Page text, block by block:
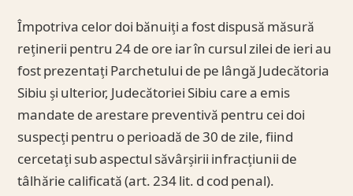
Împotriva celor doi bănuiți a fost dispusă măsură
reținerii pentru 24 de ore iar în cursul zilei de ieri au
fost prezentați Parchetului de pe lângă Judecătoria
Sibiu și ulterior, Judecătoriei Sibiu care a emis
mandate de arestare preventivă pentru cei doi
suspecți pentru o perioadă de 30 de zile, fiind
cercetați sub aspectul săvârșirii infracțiunii de
tâlhărie calificată (art. 234 lit. d cod penal).